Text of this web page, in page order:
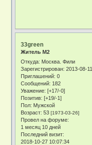
33green
Житель М2
Откуда: Москва. Фили
Зарегистрирован: 2013-08-11
Приглашений: 0
Сообщений: 182
Уважение: [+17/-0]
Позитив: [+19/-1]
Пол: Мужской
Возраст: 53[1973-03-26]
Провел на форуме:
1 месяц 10 дней
Последний визит:
2018-10-27 10:07:34